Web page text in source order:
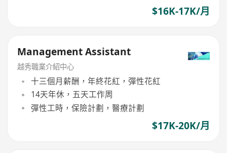
$16K-17K/月
Management Assistant
越秀職業介紹中心
十三個月薪酬，年終花紅，彈性花紅
14天年休，五天工作周
彈性工時，保險計劃，醫療計劃
$17K-20K/月